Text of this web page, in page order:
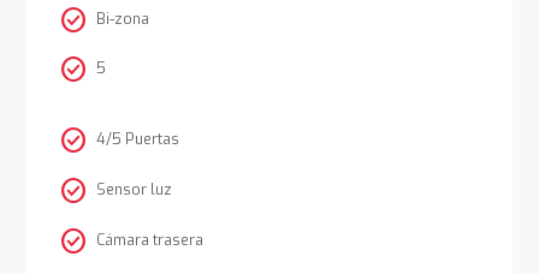
check_circle Bi-zona
check_circle 5
check_circle 4/5 Puertas
check_circle Sensor luz
check_circle Cámara trasera